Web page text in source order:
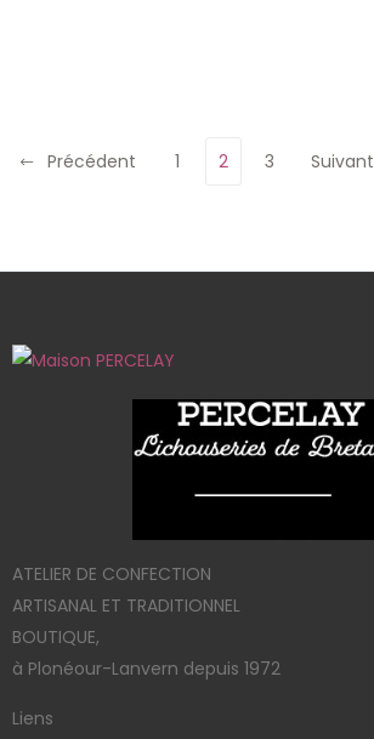
Précédent 1 2 3 Suivant
ATELIER DE CONFECTION
ARTISANAL ET TRADITIONNEL
BOUTIQUE,
à Plonéour-Lanvern depuis 1972
Liens